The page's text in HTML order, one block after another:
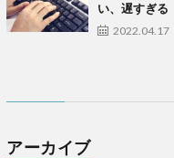
い、遅すぎる
2022.04.17
アーカイブ